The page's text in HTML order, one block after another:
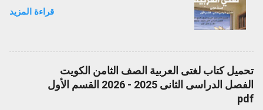
قراءة المزيد
تحميل كتاب لغتى العربية الصف الثامن الكويت
الفصل الدراسى الثانى 2025 - 2026 القسم الأول
pdf